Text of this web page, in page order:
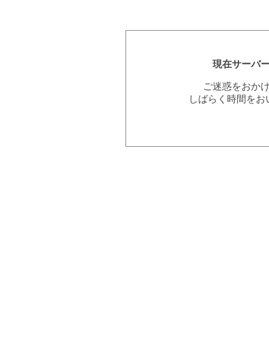
現在サーバ
ご迷惑をおか
しばらく時間を